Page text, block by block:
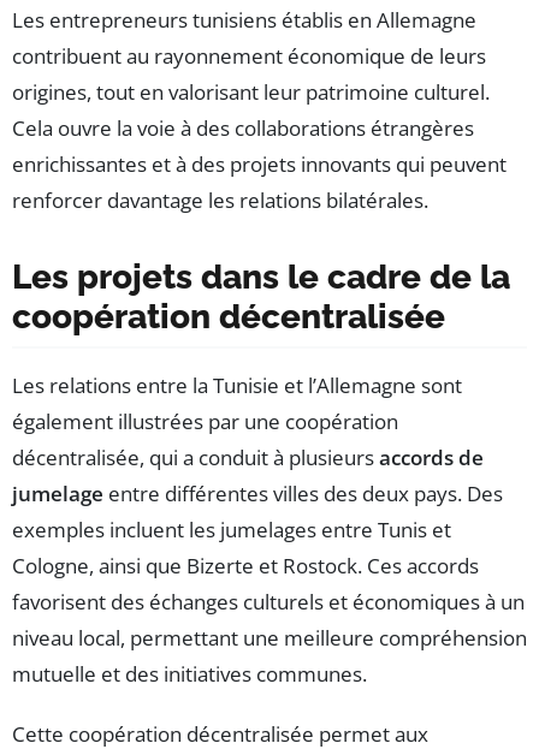
Les entrepreneurs tunisiens établis en Allemagne
contribuent au rayonnement économique de leurs
origines, tout en valorisant leur patrimoine culturel.
Cela ouvre la voie à des collaborations étrangères
enrichissantes et à des projets innovants qui peuvent
renforcer davantage les relations bilatérales.
Les projets dans le cadre de la
coopération décentralisée
Les relations entre la Tunisie et l’Allemagne sont
également illustrées par une coopération
décentralisée, qui a conduit à plusieursaccords de
jumelage entre différentes villes des deux pays. Des
exemples incluent les jumelages entre Tunis et
Cologne, ainsi que Bizerte et Rostock. Ces accords
favorisent des échanges culturels et économiques à un
niveau local, permettant une meilleure compréhension
mutuelle et des initiatives communes.
Cette coopération décentralisée permet aux